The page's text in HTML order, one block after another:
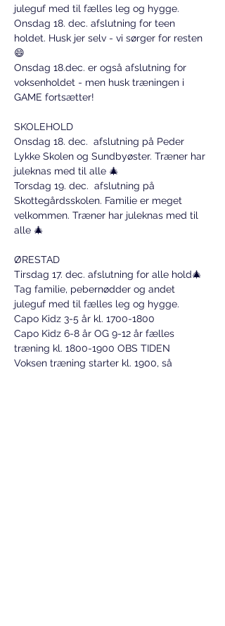
juleguf med til fælles leg og hygge.
Onsdag 18. dec. afslutning for teen
holdet. Husk jer selv - vi sørger for resten
😄
Onsdag 18.dec. er også afslutning for
voksenholdet - men husk træningen i
GAME fortsætter!
SKOLEHOLD
Onsdag 18. dec.  afslutning på Peder
Lykke Skolen og Sundbyøster. Træner har
juleknas med til alle 🎄
Torsdag 19. dec.  afslutning på
Skottegårdsskolen. Familie er meget
velkommen. Træner har juleknas med til
alle 🎄
ØRESTAD
Tirsdag 17. dec. afslutning for alle hold🎄
Tag familie, pebernødder og andet
juleguf med til fælles leg og hygge.
Capo Kidz 3-5 år kl. 1700-1800
Capo Kidz 6-8 år OG 9-12 år fælles
træning kl. 1800-1900 OBS TIDEN
Voksen træning starter kl. 1900, så